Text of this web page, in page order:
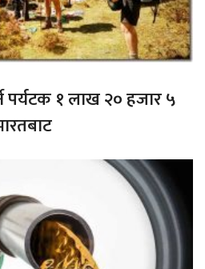
पर्यटक १ लाख २० हजार ५